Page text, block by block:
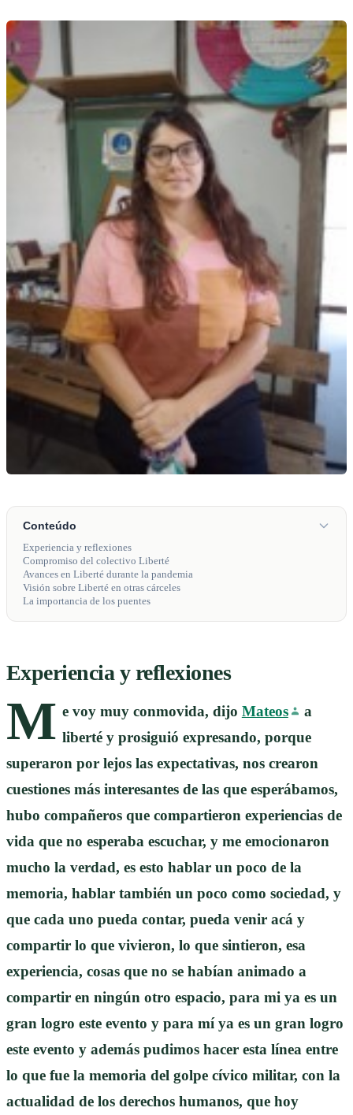
Conteúdo
Experiencia y reflexiones
Compromiso del colectivo Liberté
Avances en Liberté durante la pandemia
Visión sobre Liberté en otras cárceles
La importancia de los puentes
Experiencia y reflexiones
M e voy muy conmovida, dijo Mateos
a
liberté y prosiguió expresando, porque
superaron por lejos las expectativas, nos crearon
cuestiones más interesantes de las que esperábamos,
hubo compañeros que compartieron experiencias de
vida que no esperaba escuchar, y me emocionaron
mucho la verdad, es esto hablar un poco de la
memoria, hablar también un poco como sociedad, y
que cada uno pueda contar, pueda venir acá y
compartir lo que vivieron, lo que sintieron, esa
experiencia, cosas que no se habían animado a
compartir en ningún otro espacio, para mi ya es un
gran logro este evento y para mí ya es un gran logro
este evento y además pudimos hacer esta línea entre
lo que fue la memoria del golpe cívico militar, con la
actualidad de los derechos humanos, que hoy